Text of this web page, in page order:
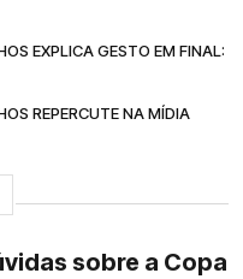
EXPLICA GESTO EM FINAL:
REPERCUTE NA MÍDIA
sobre a Copa